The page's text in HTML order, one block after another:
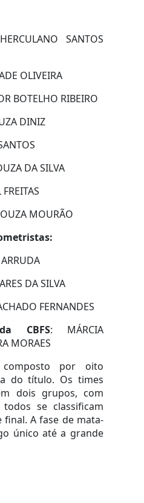
SANTOS
OLIVEIRA
BOTELHO RIBEIRO
DINIZ
DA SILVA
MOURÃO
DA SILVA
FERNANDES
CBFS: MÁRCIA
MORAES
por oito
do título. Os times
dois grupos, com
se classificam
final. A fase de mata-
único até a grande